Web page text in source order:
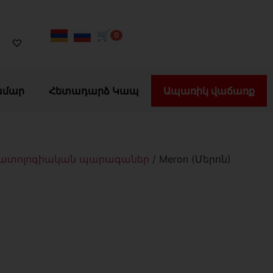
🛒 0
Հետադարձ Կապ Ապառիկ վաճառք
պարագաներ / Meron (Մերոն)